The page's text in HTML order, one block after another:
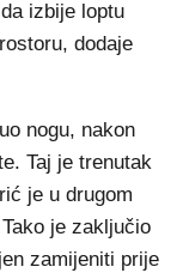
izbije loptu
dodaje
nogu, nakon
Taj je trenutak
je u drugom
je zaključio
zamijeniti prije